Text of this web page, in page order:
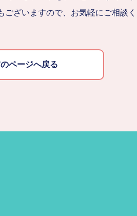
ございますので、お気軽にご相談
ページへ戻る